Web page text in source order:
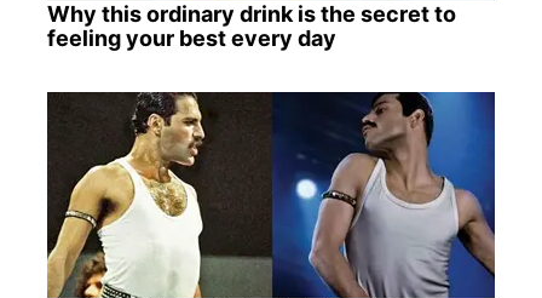
Why this ordinary drink is the secret to
feeling your best every day